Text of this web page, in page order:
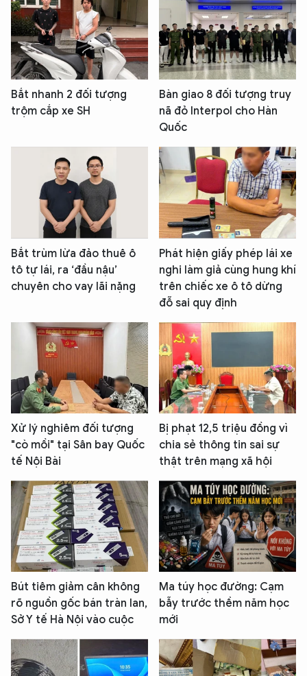
Bắt nhanh 2 đối tượng
trộm cắp xe SH
Bàn giao 8 đối tượng truy
nã đỏ Interpol cho Hàn
Quốc
Bắt trùm lừa đảo thuê ô
tô tự lái, ra ‘đầu nậu’
chuyên cho vay lãi nặng
Phát hiện giấy phép lái xe
nghi làm giả cùng hung khí
trên chiếc xe ô tô dừng
đỗ sai quy định
Xử lý nghiêm đối tượng
"cò mồi" tại Sân bay Quốc
tế Nội Bài
Bị phạt 12,5 triệu đồng vì
chia sẻ thông tin sai sự
thật trên mạng xã hội
Bút tiêm giảm cân không
rõ nguồn gốc bán tràn lan,
Sở Y tế Hà Nội vào cuộc
Ma túy học đường: Cạm
bẫy trước thềm năm học
mới